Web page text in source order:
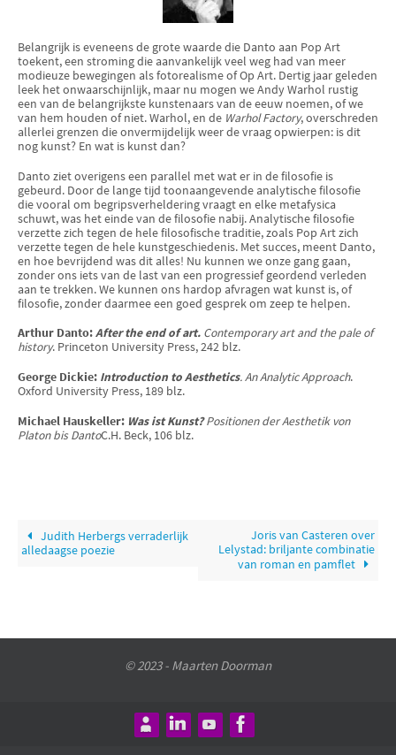
Belangrijk is eveneens de grote waarde die Danto aan Pop Art
toekent, een stroming die aanvankelijk veel weg had van meer
modieuze bewegingen als fotorea­lisme of Op Art. Dertig jaar geleden
leek het onwaarschijnlijk, maar nu mogen we Andy Warhol rustig
een van de belangrijkste kunstenaars van de eeuw noemen, of we
van hem houden of niet. Warhol, en de Warhol Factory, overschreden
allerlei grenzen die onvermijdelijk weer de vraag opwierpen: is dit
nog kunst? En wat is kunst dan?
Danto ziet overigens een parallel met wat er in de filosofie is
gebeurd. Door de lange tijd toonaangevende analytische filosofie
die vooral om be­gripsverheldering vraagt en elke metafysica
schuwt, was het einde van de filosofie nabij. Analytische filosofie
verzette zich tegen de hele filosofische traditie, zoals Pop Art zich
verzette tegen de hele kunstgeschiedenis. Met succes, meent Danto,
en hoe bevrijdend was dit alles! Nu kunnen we onze gang gaan,
zonder ons iets van de last van een progressief geordend verleden
aan te trekken. We kunnen ons hardop afvragen wat kunst is, of
filosofie, zonder daarmee een goed gesprek om zeep te helpen.
Arthur Danto:After the end of art. Contemporary art and the pale of
history. Princeton University Press, 242 blz.
George Dickie: Introduction to Aesthetics. An Analytic Approach.
Oxford University Press, 189 blz.
Michael Hauskeller: Was ist Kunst?Positionen der Aesthetik von
Platon bis DantoC.H. Beck, 106 blz.
Judith Herbergs verraderlijk
alledaagse poezie
Joris van Casteren over
Lelystad: briljante combinatie
van roman en pamflet
© 2023 - Maarten Doorman